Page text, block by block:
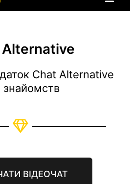
Chat Alternative
знайомств
ВІДЕОЧАТ